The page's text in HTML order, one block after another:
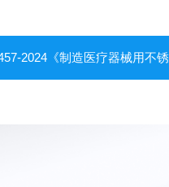
2024《制造医疗器械用不锈钢针管要